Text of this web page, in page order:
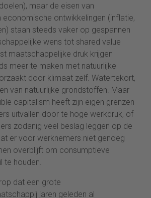
maar de eisen van
economische ontwikkelingen (inflatie,
staan steeds vaker op gespannen
wens tot shared value
maatschappelijke druk krijgen
meer te maken met natuurlijke
door klimaat zelf. Watertekort,
van natuurlijke grondstoffen. Maar
capitalism heeft zijn eigen grenzen
uitvallen door te hoge werkdruk, of
zodanig veel beslag leggen op de
er voor werknemers niet genoeg
overblijft om consumptieve
te houden.
dat een grote
jaren geleden al